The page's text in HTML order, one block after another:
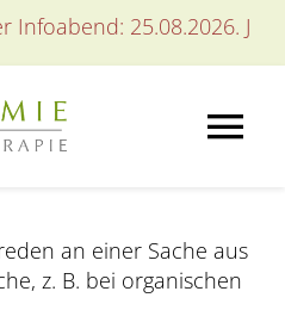
25.08.2026.
an einer Sache aus
z. B. bei organischen